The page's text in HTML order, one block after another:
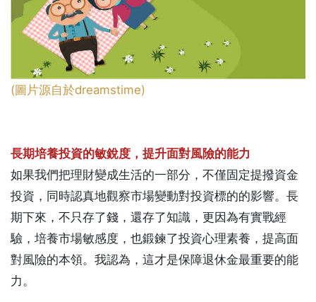
(圖片源自於dreamstime)
長期培養投資的敏銳度，提升面對風險的能力
如果我們把理財變成生活的一部分，不僅固定提撥資金
投資，同時認真地觀察市場變動對投資標的的影響。長
期下來，不只存了錢，還存了知識，更因為有實戰經
驗，培養市場敏感度，也鍛鍊了投資心理素養，提高面
對風險的本領。我認為，這才是保障退休金最重要的能
力。